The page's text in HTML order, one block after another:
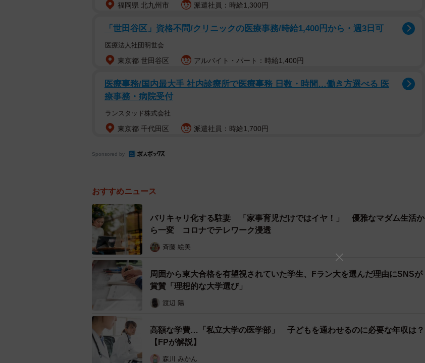
そこで、Y子さんは帰国子女枠がある高校や大学について調べてまとめ、娘たちに見せまし
た。「お父さんの海外転勤についていけば、難しい学校でも帰国子女枠で受験できるよ」と
説明すると、娘たちは興味津々。海外生活にも憧れがあったようで、娘たちは「帯同しても
いいよ」と言います。
その言葉に1番喜んだのは夫でした。やはり、単身赴任は寂しく思っていたのでしょう。家
族でじっくり話し合った結果、夫の転勤への帯同が決まりました。
転勤後コロナで予想外の展開に…
用意した高級マンションに住み、娘たちは日本人学校に通っているので、中国語が話せなく
楽しく過ごしていました。
しかし、楽しい中国生活はある時期を境に一変します。中国・武漢から始まったコロナパン
デミックです。武漢の街が閉鎖されたのが2020年1月。夫の会社の判断は迅速で、転勤中の
日本人は帰国するように指示が出されました。しかしY子さんたちが中国に来たのは2019年
4月なので、滞在期間は1年未満になってしまいます。
1年未満では帰国子女の条件が満たされない！
Y子さんは慌てました。帰国子女の条件は海外在住1年以上がほとんどなのです。娘たちが受
験を考えていた高校と大学には、海外在住2年以上を基準とするところもあります。今帰国
したら、帰国子女としての受験は絶望的です。悩んだ結果、夫だけ先に帰国し、Y子さんと
娘たちは中国生活2年経過するまで今のマンションで暮らすことを決意しました。
福岡県 北九州市 派遣社員：時給1,300円
「世田谷区」資格不問/クリニックの医療事務/時給1,400円から・週3日可
医療法人社団明世会
東京都 世田谷区 アルバイト・パート：時給1,400円
医療事務/国内最大手 社内診療所で医療事務 日数・時間…働き方選べる 医
療事務・病院受付
ランスタッド株式会社
東京都 千代田区 派遣社員：時給1,700円
Sponsored by
おすすめニュース
バリキャリ化する駐妻 「家事育児だけではイヤ！」 優雅なマダム生活か
ら一変 コロナでテレワーク浸透
斉藤 絵美
周囲から東大合格を有望視されていた学生、Fラン大を選んだ理由にSNSが
賞賛「理想的な大学選び」
渡辺 陽
高額な学費…「私立大学の医学部」 子どもを通わせるのに必要な年収は？
【FPが解説】
森川 みかん